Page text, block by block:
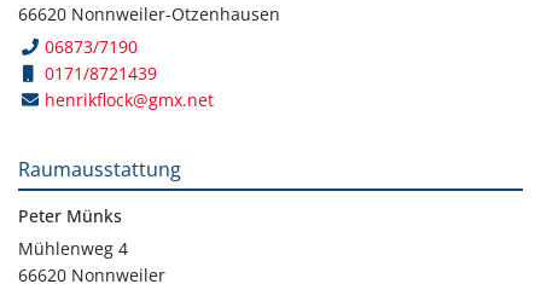
66620 Nonnweiler-Otzenhausen
06873/7190
0171/8721439
henrikflock@gmx.net
Raumausstattung
Peter Münks
Mühlenweg 4
66620 Nonnweiler